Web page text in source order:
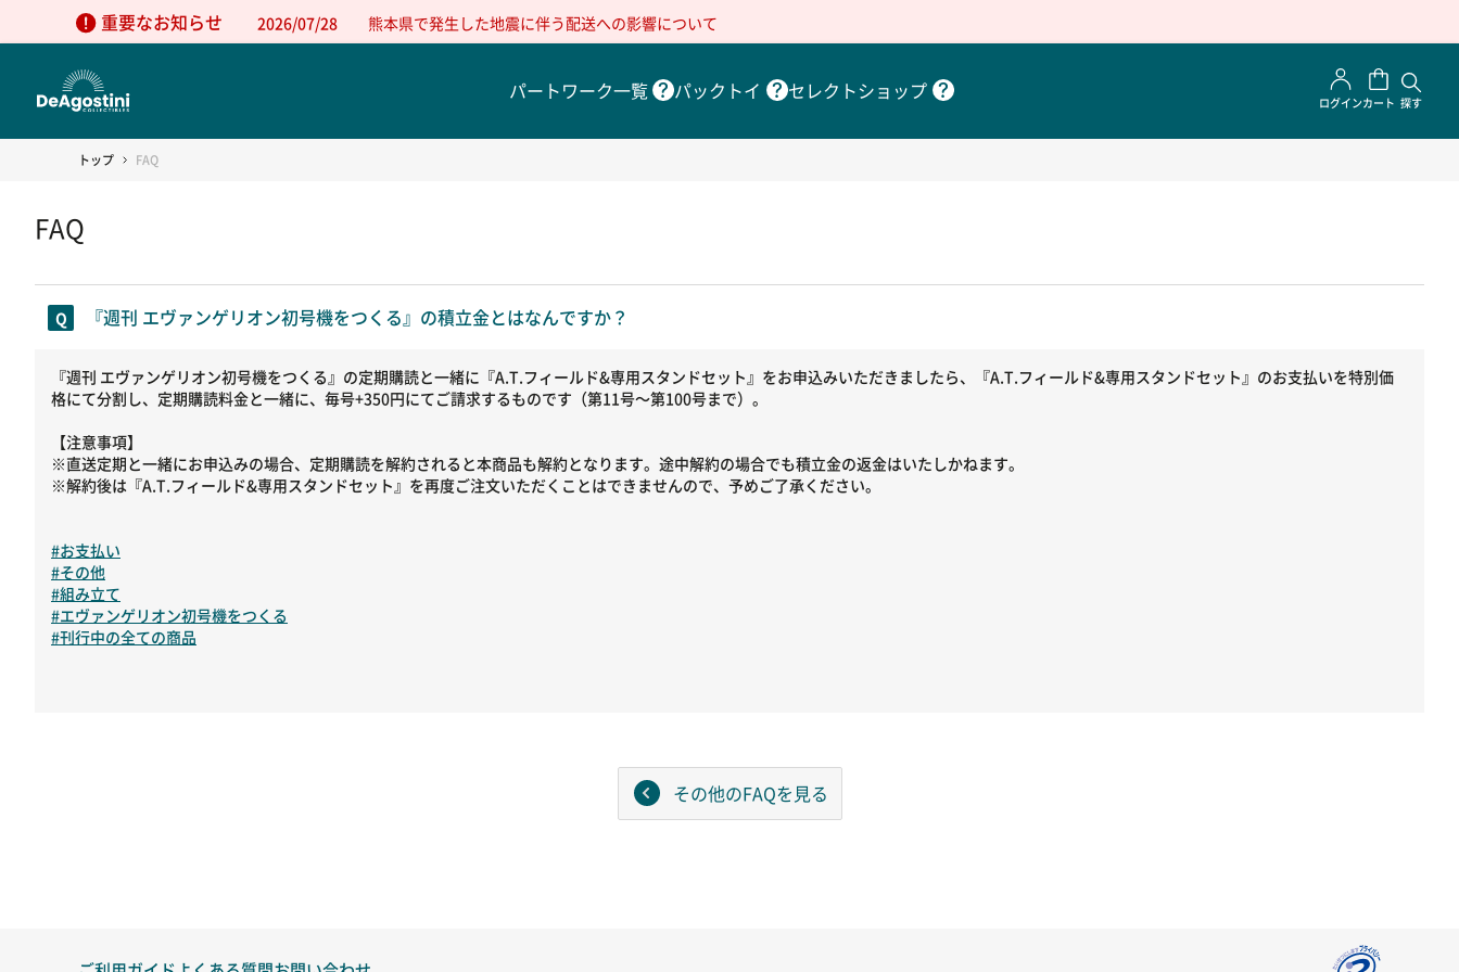
2026/07/28
重要なお知らせ 熊本県で発生した地震に伴う配送への影響について
パートワーク一覧 パックトイ セレクトショップ ログインカート 探す
トップ FAQ
FAQ
『週刊 エヴァンゲリオン初号機をつくる』の積立金とはなんですか？
『週刊 エヴァンゲリオン初号機をつくる』の定期購読と一緒に『A.T.フィールド&専用スタンドセット』をお申込みいただきましたら、『A.T.フィールド&専用スタンドセット』のお支払いを特別価
格にて分割し、定期購読料金と一緒に、毎号+350円にてご請求するものです（第11号～第100号まで）。
【注意事項】
※直送定期と一緒にお申込みの場合、定期購読を解約されると本商品も解約となります。途中解約の場合でも積立金の返金はいたしかねます。
※解約後は『A.T.フィールド&専用スタンドセット』を再度ご注文いただくことはできませんので、予めご了承ください。
#お支払い
#その他
#組み立て
#エヴァンゲリオン初号機をつくる
#刊行中の全ての商品
その他のFAQを見る